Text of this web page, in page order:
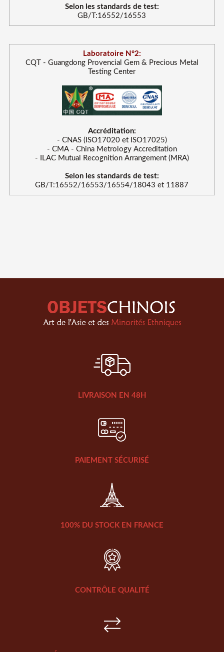
Selon les standards de test:
GB/T:16552/16553
Laboratoire N°2:
CQT - Guangdong Provencial Gem & Precious Metal
Testing Center
Accréditation:
- CNAS (ISO17020 et ISO17025)
- CMA - China Metrology Accreditation
- ILAC Mutual Recognition Arrangement (MRA)
Selon les standards de test:
GB/T:16552/16553/16554/18043 et 11887
LIVRAISON EN 48H
PAIEMENT SÉCURISÉ
100% DU STOCK EN FRANCE
CONTRÔLE QUALITÉ